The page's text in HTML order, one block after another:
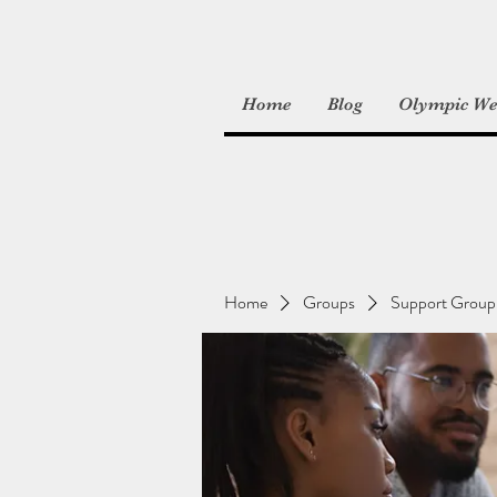
Home Blog Olympic
Home Groups Support Group